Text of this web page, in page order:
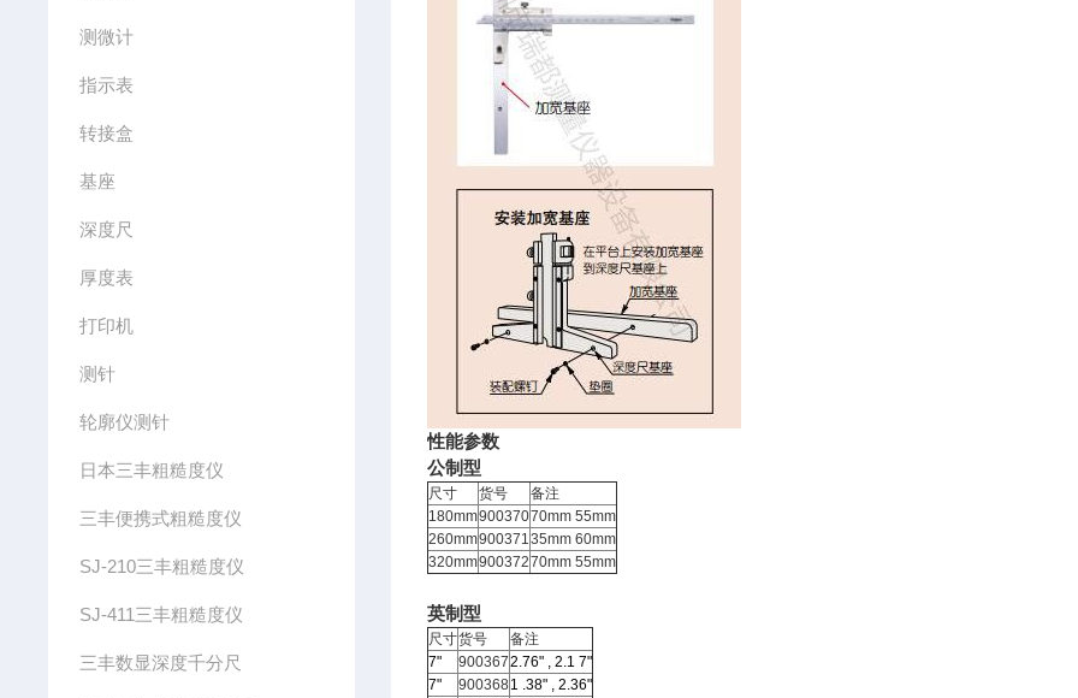
测微计
指示表
转接盒
基座
深度尺
厚度表
打印机
测针
轮廓仪测针
日本三丰粗糙度仪
三丰便携式粗糙度仪
SJ-210三丰粗糙度仪
SJ-411三丰粗糙度仪
三丰数显深度千分尺
性能参数
公制型
尺寸 货号
备注
180mm90037070mm 55mm
260mm90037135mm 60mm
320mm90037270mm 55mm
英制型
尺寸货号
备注
7"
9003672.76" , 2.1 7"
7"
9003681 .38" , 2.36"